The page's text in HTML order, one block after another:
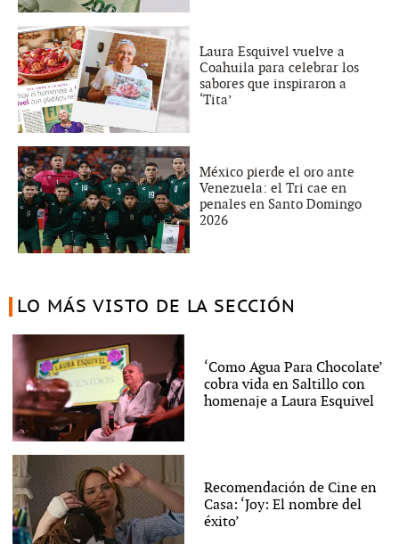
Laura Esquivel vuelve a
Coahuila para celebrar los
sabores que inspiraron a
‘Tita’
México pierde el oro ante
Venezuela: el Tri cae en
penales en Santo Domingo
2026
LO MÁS VISTO DE LA SECCIÓN
‘Como Agua Para Chocolate’
cobra vida en Saltillo con
homenaje a Laura Esquivel
Recomendación de Cine en
Casa: ‘Joy: El nombre del
éxito’